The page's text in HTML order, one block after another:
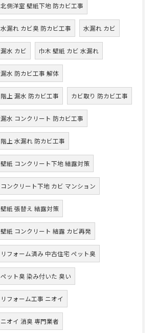
北側洋室 壁紙下地 防カビ工事
水漏れ カビ臭 防カビ工事 水漏れ カビ
漏水 カビ 巾木 壁紙 カビ 水漏れ
漏水 防カビ工事 解体
階上 漏水 防カビ工事 カビ取り 防カビ工事
漏水 コンクリート 防カビ工事
階上 水漏れ 防カビ工事
壁紙 コンクリート下地 結露対策
コンクリート下地 カビ マンション
壁紙 張替え 結露対策
壁紙 コンクリート 結露 カビ再発
リフォーム済み 中古住宅 ペット臭
ペット臭 染み付いた 臭い
リフォーム工事 ニオイ
ニオイ 消臭 専門業者